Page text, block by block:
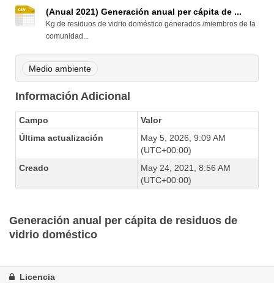
(Anual 2021) Generación anual per cápita de ...
Kg de residuos de vidrio doméstico generados /miembros de la
comunidad...
Medio ambiente
Información Adicional
Campo
Valor
Última actualización
May 5, 2026, 9:09 AM
(UTC+00:00)
Creado
May 24, 2021, 8:56 AM
(UTC+00:00)
Generación anual per cápita de residuos de
vidrio doméstico
Licencia